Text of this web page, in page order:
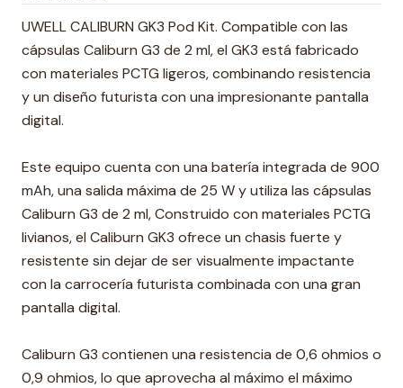
UWELL CALIBURN GK3 Pod Kit. Compatible con las
cápsulas Caliburn G3 de 2 ml, el GK3 está fabricado
con materiales PCTG ligeros, combinando resistencia
y un diseño futurista con una impresionante pantalla
digital.
Este equipo cuenta con una batería integrada de 900
mAh, una salida máxima de 25 W y utiliza las cápsulas
Caliburn G3 de 2 ml, Construido con materiales PCTG
livianos, el Caliburn GK3 ofrece un chasis fuerte y
resistente sin dejar de ser visualmente impactante
con la carrocería futurista combinada con una gran
pantalla digital.
Caliburn G3 contienen una resistencia de 0,6 ohmios o
0,9 ohmios, lo que aprovecha al máximo el máximo